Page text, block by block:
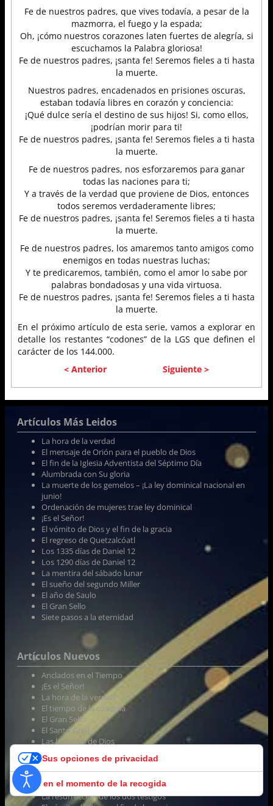
Fe de nuestros padres, que vives todavía, a pesar de la
mazmorra, el fuego y la espada;
Oh, ¡cómo nuestros corazones laten fuertes de alegría, si
escuchamos la Palabra gloriosa!
Fe de nuestros padres, ¡santa fe! Seremos fieles a ti hasta
la muerte.
Nuestros padres, encadenados en prisiones oscuras,
estaban todavía libres en corazón y conciencia:
¡Qué dulce sería el destino de sus hijos! Si, como ellos,
¡podrían morir para ti!
Fe de nuestros padres, ¡santa fe! Seremos fieles a ti hasta
la muerte.
Fe de nuestros padres, nos esforzaremos para ganar
todas las naciones para ti;
Y a través de la verdad que proviene de Dios, entonces
todos seremos verdaderamente libres;
Fe de nuestros padres, ¡santa fe! Seremos fieles a ti hasta
la muerte.
Fe de nuestros padres, los amaremos tanto amigos como
enemigos en todas nuestras luchas;
Y te predicaremos, también, como el amor lo sabe por
palabras bondadosas y una vida virtuosa.
Fe de nuestros padres, ¡santa fe! Seremos fieles a ti hasta
la muerte.
En el próximo artículo de esta serie, vamos a explorar en
detalle los restantes “codones” de la LGS que definen el
carácter de los 144.000.
< Anterior
Siguiente >
Artículos Más Leidos
La hora de la verdad
El mensaje de Orión para el pueblo de Dios
El fin de la Iglesia Adventista del Séptimo Día
Alumbrada con Su gloria
La muerte de los gemelos – ¡La ley dominical nacional en
junio!
Ordenación de mujeres trae ley dominical
¡Es el Señor!
El vómito de Dios y el fin de la gracia
El regreso de Quetzalcóatl
Los 1335 días de Daniel 12
Los 1290 días de Daniel 12
La mentira del sábado lunar
El sueño del segundo Miller
El año de Saulo
El Gran Sello
Siete pasos a la eternidad
Artículos Nuevos
Anclados en el Tiempo
¡Es el Señor!
La hora de la verdad
El tiempo de la cosecha
El Gran Sello
El Santo Grial
Las lágrimas de Dios
En la sombra del tiempo
El tesoro de Guillermo Miller
Alumbrada con Su gloria
La resurrección de los dos testigos
Sus opciones de privacidad
Aviso en el momento de la recogida